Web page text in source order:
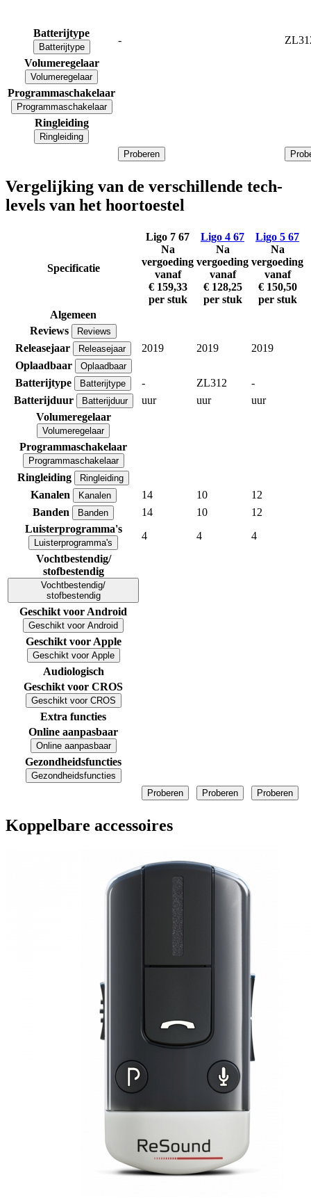
Batterijtype
Batterijtype
-
Volumeregelaar
Volumeregelaar
Programmaschakelaar
Programmaschakelaar
Ringleiding
Ringleiding
Proberen
Vergelijking van de verschillende tech-
levels van het hoortoestel
Specificatie
Ligo 7 67
Na
vergoeding
vanaf
€ 159,33
per stuk
Ligo 4 67
Na
vergoeding
vanaf
€ 128,25
per stuk
Ligo 5 67
Na
vergoeding
vanaf
€ 150,50
per stuk
Algemeen
Reviews
Reviews
Releasejaar Releasejaar 2019 2019
2019
Oplaadbaar
Oplaadbaar
Batterijtype Batterijtype - ZL312
-
Batterijduur
Batterijduur uur uur
uur
Volumeregelaar
Volumeregelaar
Programmaschakelaar
Programmaschakelaar
Ringleiding Ringleiding
Kanalen Kanalen 14 10
12
Banden
Banden 14 10
12
Luisterprogramma's
Luisterprogramma's
4 4
4
Vochtbestendig/
stofbestendig
Vochtbestendig/
stofbestendig
Geschikt voor Android
Geschikt voor Android
Geschikt voor Apple
Geschikt voor Apple
Audiologisch
Geschikt voor CROS
Geschikt voor CROS
Extra functies
Online aanpasbaar
Online aanpasbaar
Gezondheidsfuncties
Gezondheidsfuncties
Proberen
Proberen Proberen
Koppelbare accessoires